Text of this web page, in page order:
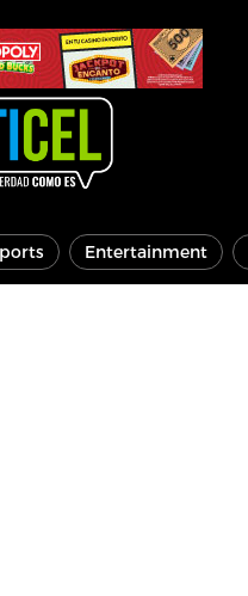
Entertainment